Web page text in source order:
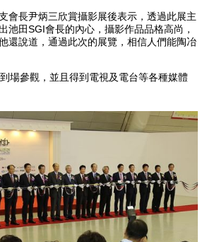
會長尹炳三欣賞攝影展後表示，透過此展主
池田SGI會長的內心，攝影作品品格高尚，
還說道，通過此次的展覽，相信人們能陶冶
場參觀，並且得到電視及電台等各種媒體